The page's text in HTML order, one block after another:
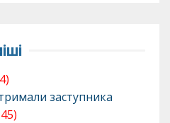
заступника